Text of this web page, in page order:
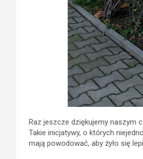
Raz jeszcze dziękujemy naszym
Takie inicjatywy, o których
mają powodować, aby żyło się